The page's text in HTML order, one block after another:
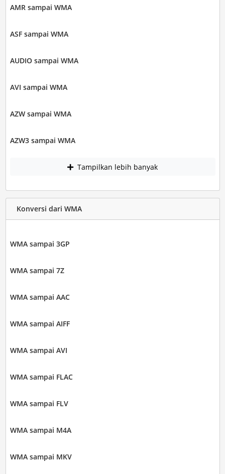
AMR sampai WMA
ASF sampai WMA
AUDIO sampai WMA
AVI sampai WMA
AZW sampai WMA
AZW3 sampai WMA
Tampilkan lebih banyak
Konversi dari WMA
WMA sampai 3GP
WMA sampai 7Z
WMA sampai AAC
WMA sampai AIFF
WMA sampai AVI
WMA sampai FLAC
WMA sampai FLV
WMA sampai M4A
WMA sampai MKV